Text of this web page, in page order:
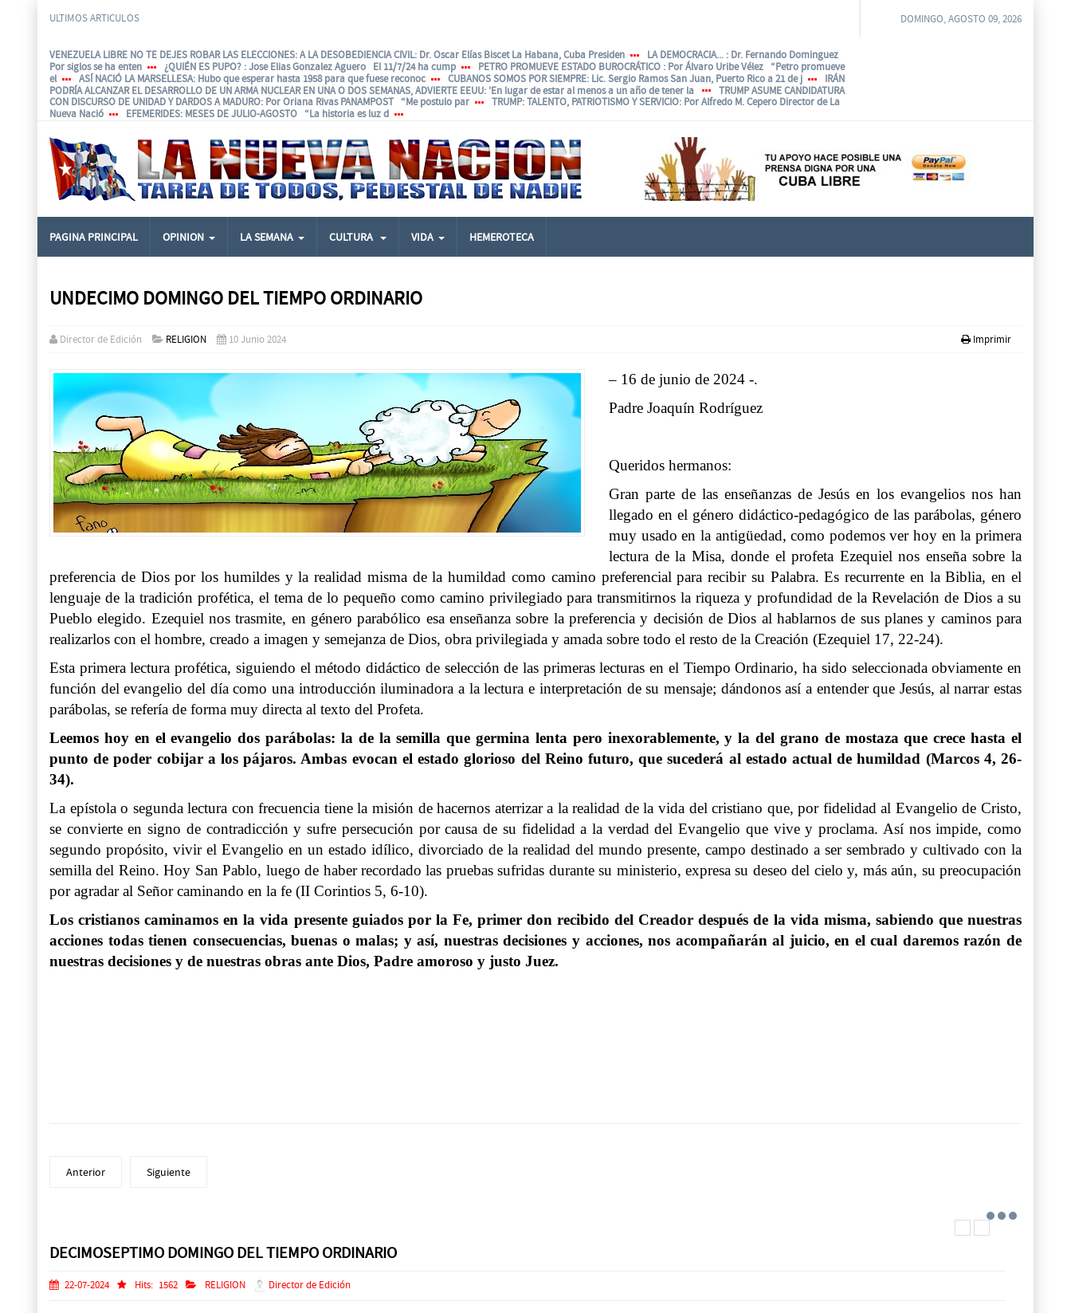
ULTIMOS ARTICULOS
VENEZUELA LIBRE NO TE DEJES ROBAR LAS ELECCIONES: A LA DESOBEDIENCIA CIVIL: Dr. Oscar Elías Biscet La Habana, Cuba Presiden LA DEMOCRACIA... : Dr. Fernando Dominguez
Por siglos se ha enten
¿QUIÉN ES PUPO? : Jose Elias Gonzalez Aguero El 11/7/24 ha cump PETRO PROMUEVE ESTADO BUROCRÁTICO : Por Álvaro Uribe Vélez “Petro promueve
el
ASÍ NACIÓ LA MARSELLESA: Hubo que esperar hasta 1958 para que fuese reconoc CUBANOS SOMOS POR SIEMPRE: Lic. Sergio Ramos San Juan, Puerto Rico a 21 de j
IRÁN
PODRÍA ALCANZAR EL DESARROLLO DE UN ARMA NUCLEAR EN UNA O DOS SEMANAS, ADVIERTE EEUU: 'En lugar de estar al menos a un año de tener la
TRUMP ASUME CANDIDATURA
CON DISCURSO DE UNIDAD Y DARDOS A MADURO: Por Oriana Rivas PANAMPOST “Me postulo par TRUMP: TALENTO, PATRIOTISMO Y SERVICIO: Por Alfredo M. Cepero Director de La
Nueva Nació
EFEMERIDES: MESES DE JULIO-AGOSTO “La historia es luz d
DOMINGO, AGOSTO 09, 2026
PAGINA PRINCIPAL OPINION LA SEMANA CULTURA VIDA HEMEROTECA
UNDECIMO DOMINGO DEL TIEMPO ORDINARIO
Imprimir
Director de Edición RELIGION 10 Junio 2024
– 16 de junio de 2024 -.
Padre Joaquín Rodríguez
Queridos hermanos:
Gran parte de las enseñanzas de Jesús en los evangelios nos han
llegado en el género didáctico-pedagógico de las parábolas, género
muy usado en la antigüedad, como podemos ver hoy en la primera
lectura de la Misa, donde el profeta Ezequiel nos enseña sobre la
preferencia de Dios por los humildes y la realidad misma de la humildad como camino preferencial para recibir su Palabra. Es recurrente en la Biblia, en el
lenguaje de la tradición profética, el tema de lo pequeño como camino privilegiado para transmitirnos la riqueza y profundidad de la Revelación de Dios a su
Pueblo elegido. Ezequiel nos trasmite, en género parabólico esa enseñanza sobre la preferencia y decisión de Dios al hablarnos de sus planes y caminos para
realizarlos con el hombre, creado a imagen y semejanza de Dios, obra privilegiada y amada sobre todo el resto de la Creación (Ezequiel 17, 22-24).
Esta primera lectura profética, siguiendo el método didáctico de selección de las primeras lecturas en el Tiempo Ordinario, ha sido seleccionada obviamente en
función del evangelio del día como una introducción iluminadora a la lectura e interpretación de su mensaje; dándonos así a entender que Jesús, al narrar estas
parábolas, se refería de forma muy directa al texto del Profeta.
Leemos hoy en el evangelio dos parábolas: la de la semilla que germina lenta pero inexorablemente, y la del grano de mostaza que crece hasta el
punto de poder cobijar a los pájaros. Ambas evocan el estado glorioso del Reino futuro, que sucederá al estado actual de humildad (Marcos 4, 26-
34).
La epístola o segunda lectura con frecuencia tiene la misión de hacernos aterrizar a la realidad de la vida del cristiano que, por fidelidad al Evangelio de Cristo,
se convierte en signo de contradicción y sufre persecución por causa de su fidelidad a la verdad del Evangelio que vive y proclama. Así nos impide, como
segundo propósito, vivir el Evangelio en un estado idílico, divorciado de la realidad del mundo presente, campo destinado a ser sembrado y cultivado con la
semilla del Reino. Hoy San Pablo, luego de haber recordado las pruebas sufridas durante su ministerio, expresa su deseo del cielo y, más aún, su preocupación
por agradar al Señor caminando en la fe (II Corintios 5, 6-10).
Los cristianos caminamos en la vida presente guiados por la Fe, primer don recibido del Creador después de la vida misma, sabiendo que nuestras
acciones todas tienen consecuencias, buenas o malas; y así, nuestras decisiones y acciones, nos acompañarán al juicio, en el cual daremos razón de
nuestras decisiones y de nuestras obras ante Dios, Padre amoroso y justo Juez.
Anterior Siguiente
DECIMOSEPTIMO DOMINGO DEL TIEMPO ORDINARIO
22-07-2024 Hits: 1562 RELIGION Director de Edición